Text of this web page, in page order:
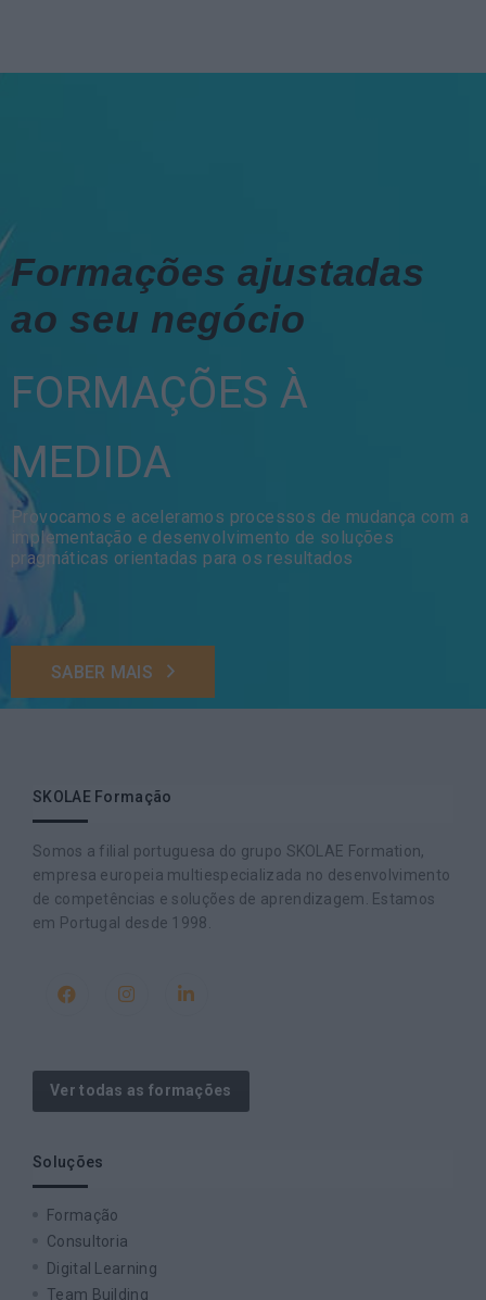
Formações ajustadas
ao seu negócio
FORMAÇÕES À
MEDIDA
Provocamos e aceleramos processos de mudança com a
implementação e desenvolvimento de soluções
pragmáticas orientadas para os resultados
SABER MAIS
SKOLAE Formação
Somos a filial portuguesa do grupo SKOLAE Formation,
empresa europeia multiespecializada no desenvolvimento
de competências e soluções de aprendizagem. Estamos
em Portugal desde 1998.
Ver todas as formações
Soluções
Formação
Consultoria
Digital Learning
Team Building